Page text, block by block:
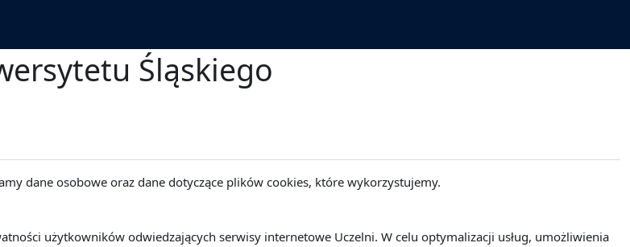
Śląskiego
dane osobowe oraz dane dotyczące plików cookies, które wykorzystujemy.
użytkowników odwiedzających serwisy internetowe Uczelni. W celu optymalizacji usług, umożliwienia